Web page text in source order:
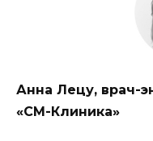
Анна Лецу, врач-
«СМ-Клиника»